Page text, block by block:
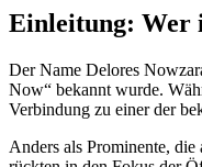
Einleitung: Wer
Der Name Delores
Now“ bekannt wurde.
Verbindung zu einer der
Anders als Prominente,